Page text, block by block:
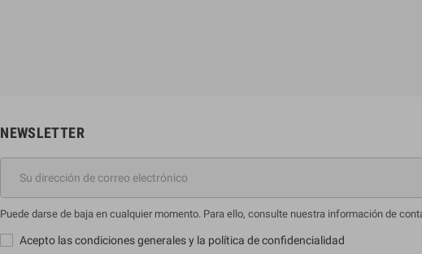
NEWSLETTER
Puede darse de baja en cualquier momento. Para ello, consulte nuestra información de
Acepto las condiciones generales y la política de confidencialidad